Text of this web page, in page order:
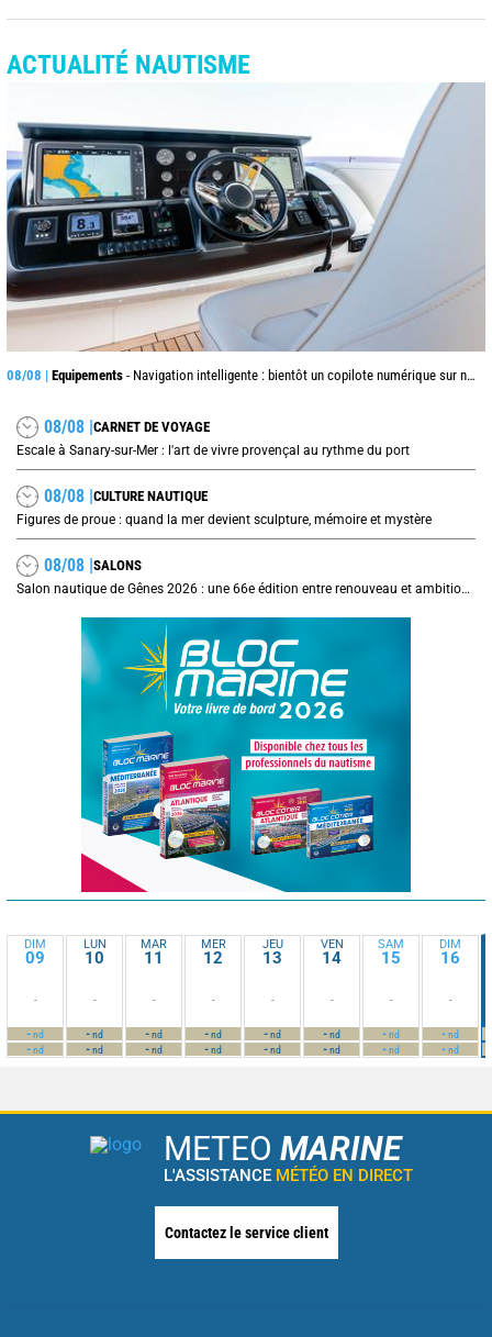
ACTUALITÉ NAUTISME
08/08 | Equipements - Navigation intelligente : bientôt un copilote numérique sur nos voiliers ?
08/08 |CARNET DE VOYAGE
Escale à Sanary-sur-Mer : l'art de vivre provençal au rythme du port
08/08 |CULTURE NAUTIQUE
Figures de proue : quand la mer devient sculpture, mémoire et mystère
08/08 |SALONS
Salon nautique de Gênes 2026 : une 66e édition entre renouveau et ambitions internationales
DIM
09
-
-nd
-nd
LUN
10
-
-nd
-nd
MAR
11
-
-nd
-nd
MER
12
-
-nd
-nd
JEU
13
-
-nd
-nd
VEN
14
-
-nd
-nd
SAM
15
-
-nd
-nd
DIM
16
-
-nd
-nd
METEO MARINE
L'ASSISTANCE MÉTÉO EN DIRECT
Contactez le service client